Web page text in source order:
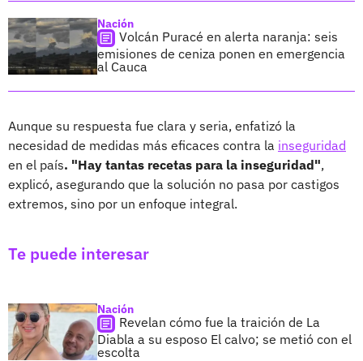
Nación
Volcán Puracé en alerta naranja: seis
emisiones de ceniza ponen en emergencia
al Cauca
Aunque su respuesta fue clara y seria, enfatizó la
necesidad de medidas más eficaces contra la inseguridad
en el país. "Hay tantas recetas para la inseguridad",
explicó, asegurando que la solución no pasa por castigos
extremos, sino por un enfoque integral.
Te puede interesar
Nación
Revelan cómo fue la traición de La
Diabla a su esposo El calvo; se metió con el
escolta